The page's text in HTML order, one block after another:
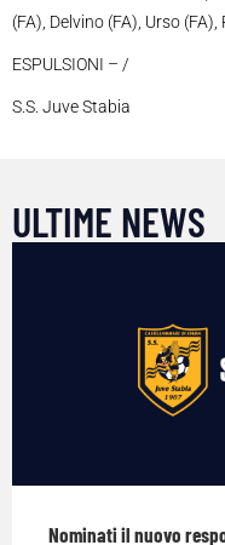
(FA), Delvino (FA), Urso
ESPULSIONI – /
S.S. Juve Stabia
ULTIME NEWS
Nominati il nuovo